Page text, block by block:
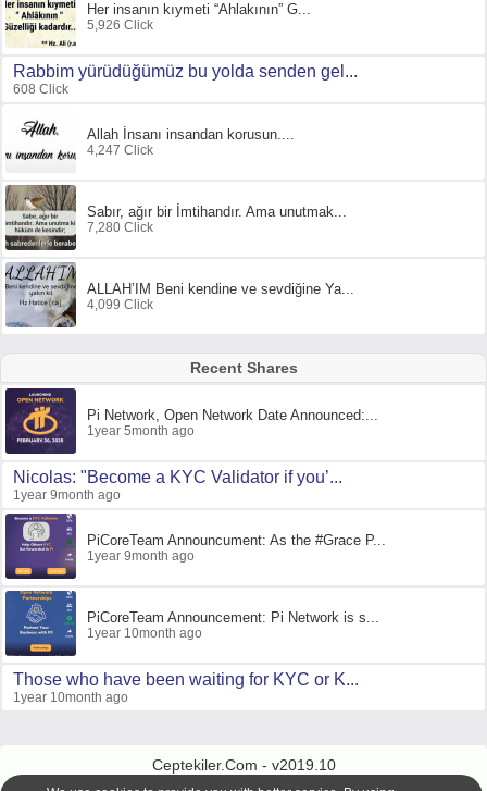
Her insanın kıymeti “Ahlakının” G...
5,926 Click
Rabbim yürüdüğümüz bu yolda senden gel...
608 Click
Allah İnsanı insandan korusun....
4,247 Click
Sabır, ağır bir İmtihandır. Ama unutmak...
7,280 Click
ALLAH’IM Beni kendine ve sevdiğine Ya...
4,099 Click
Recent Shares
Pi Network, Open Network Date Announced:...
1year 5month ago
Nicolas: "Become a KYC Validator if you’...
1year 9month ago
PiCoreTeam Announcument: As the #Grace P...
1year 9month ago
PiCoreTeam Announcement: Pi Network is s...
1year 10month ago
Those who have been waiting for KYC or K...
1year 10month ago
Ceptekiler.Com - v2019.10